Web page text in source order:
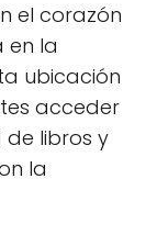
el corazón
en la
ubicación
acceder
libros y
la